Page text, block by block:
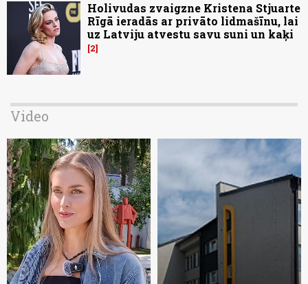
Holivudas zvaigzne Kristena Stjuarte
Rīgā ieradās ar privāto lidmašīnu, lai
uz Latviju atvestu savu suni un kaķi
2
Video